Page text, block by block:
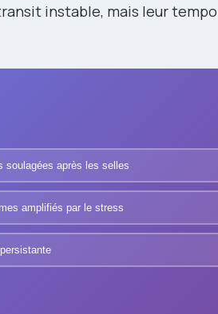
instable, mais leur tempo
soulagées après les selles
amplifiés par le stress